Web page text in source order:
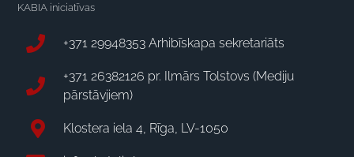
KABIA iniciatīvas
+371 29948353 Arhibīskapa sekretariāts
+371 26382126 pr. Ilmārs Tolstovs (Mediju
pārstāvjiem)
Klostera iela 4, Rīga, LV-1050